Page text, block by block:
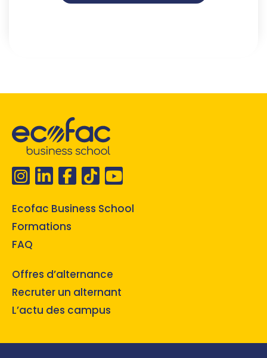
Ecofac Business School
Formations
FAQ
Offres d’alternance
Recruter un alternant
L’actu des campus